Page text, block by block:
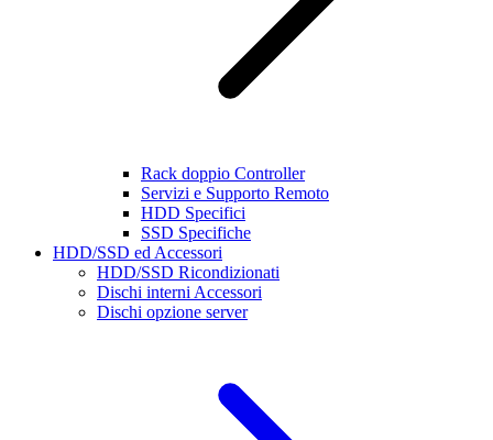
Rack doppio Controller
Servizi e Supporto Remoto
HDD Specifici
SSD Specifiche
HDD/SSD ed Accessori
HDD/SSD Ricondizionati
Dischi interni Accessori
Dischi opzione server